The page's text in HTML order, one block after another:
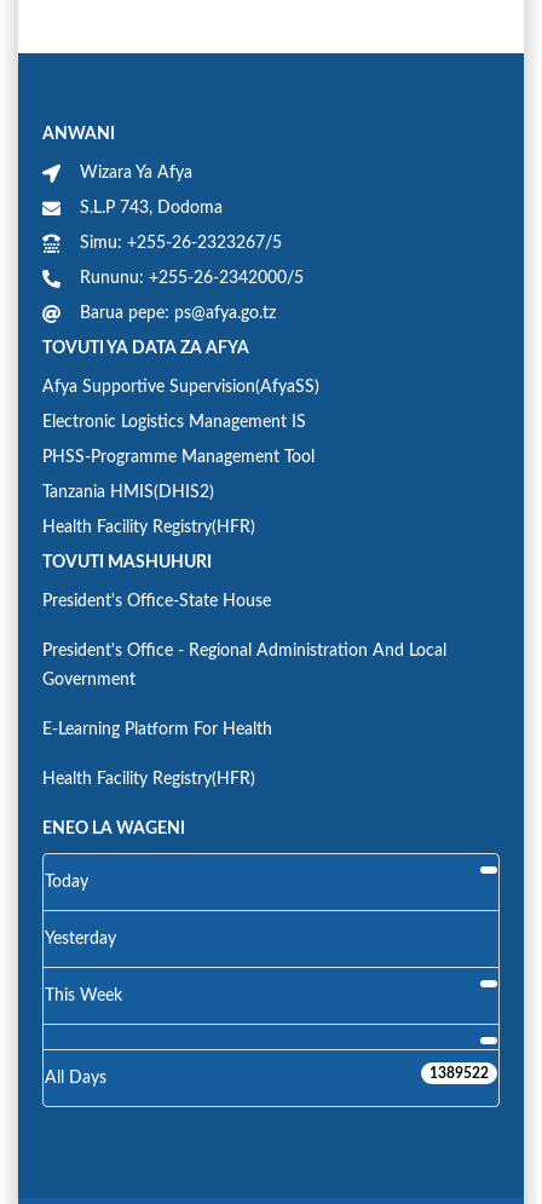
ANWANI
Wizara Ya Afya
S.L.P 743, Dodoma
Simu: +255-26-2323267/5
Rununu: +255-26-2342000/5
Barua pepe: ps@afya.go.tz
TOVUTI YA DATA ZA AFYA
Afya Supportive Supervision(AfyaSS)
Electronic Logistics Management IS
PHSS-Programme Management Tool
Tanzania HMIS(DHIS2)
Health Facility Registry(HFR)
TOVUTI MASHUHURI
President's Office-State House
President's Office - Regional Administration And Local
Government
E-Learning Platform For Health
Health Facility Registry(HFR)
ENEO LA WAGENI
Today
Yesterday
This Week
All Days 1389522